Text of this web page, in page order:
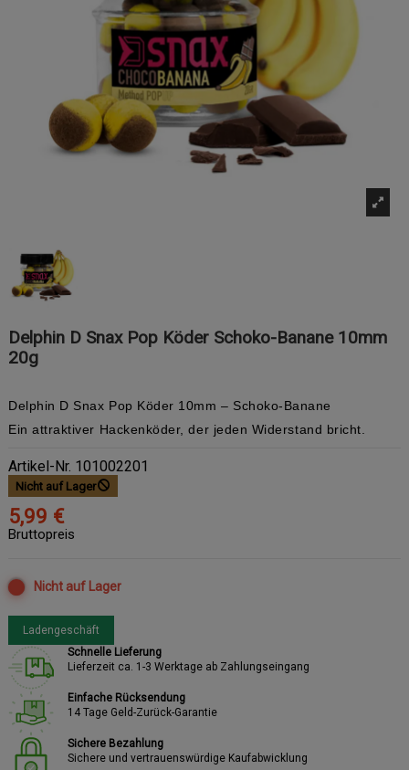
Delphin D Snax Pop Köder Schoko-Banane 10mm
20g
Delphin D Snax Pop Köder 10mm – Schoko-Banane
Ein attraktiver Hackenköder, der jeden Widerstand bricht.
Artikel-Nr. 101002201
Nicht auf Lager
5,99 €
Bruttopreis
Nicht auf Lager
Ladengeschäft
Schnelle Lieferung
Lieferzeit ca. 1-3 Werktage ab Zahlungseingang
Einfache Rücksendung
14 Tage Geld-Zurück-Garantie
Sichere Bezahlung
Sichere und vertrauenswürdige Kaufabwicklung